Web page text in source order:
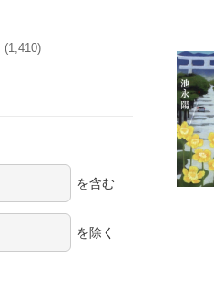
(1,410)
を含む
を除く